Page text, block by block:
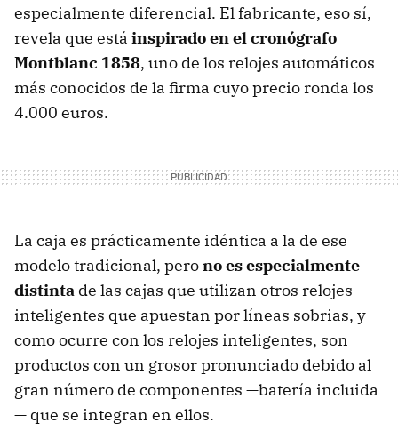
especialmente diferencial. El fabricante, eso sí,
revela que está inspirado en el cronógrafo
Montblanc 1858, uno de los relojes automáticos
más conocidos de la firma cuyo precio ronda los
4.000 euros.
La caja es prácticamente idéntica a la de ese
modelo tradicional, perono es especialmente
distinta de las cajas que utilizan otros relojes
inteligentes que apuestan por líneas sobrias, y
como ocurre con los relojes inteligentes, son
productos con un grosor pronunciado debido al
gran número de componentes —batería incluida
— que se integran en ellos.